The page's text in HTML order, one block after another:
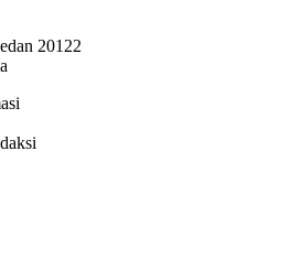
20122